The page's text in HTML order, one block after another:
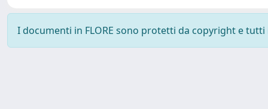
I documenti in FLORE sono protetti da copyright e